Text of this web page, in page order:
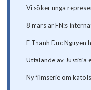
Vi söker unga
8 mars är FN:s
F Thanh Duc Nguyen
Uttalande av Justitia
Ny filmserie om